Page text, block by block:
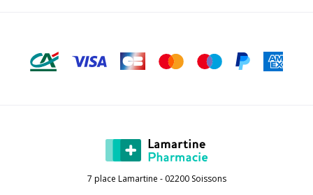
7 place Lamartine - 02200 Soissons